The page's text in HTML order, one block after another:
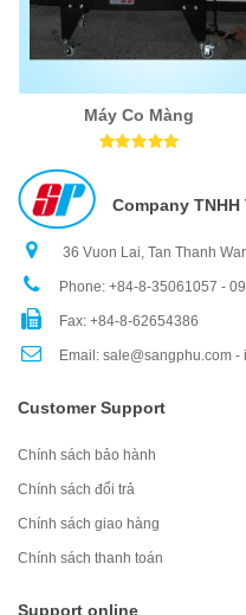
Máy Co Màng
Company TNHH
36 Vuon Lai, Tan Thanh
Phone: +84-8-35061057 -
Fax: +84-8-62654386
Email: sale@sangphu.com
Customer Support
Chính sách bảo hành
Chính sách đổi trả
Chính sách giao hàng
Chính sách thanh toán
Support online